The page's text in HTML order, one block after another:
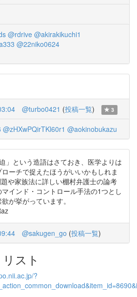
@rdrive @akirakikuchi1
@22niko0624
@turbo0421 (投稿一覧) 3
@zHXwPQirTKl60r1 @aokinobukazu
」という造語はさておき、医学よりは
ーチで捉えたほうがいいかもしれま
や家族法に詳しい棚村弁護士の論考
インド・コントロール手法の1つとし
が挙がっています。
@sakugen_go (投稿一覧)
スト
?